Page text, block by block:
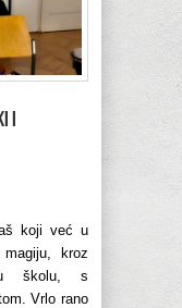
I
koji već u
kroz
školu, s
Vrlo rano